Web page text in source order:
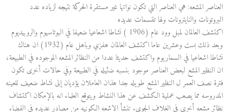
العناصر المشعه: هي العناصر التي تكون نواتها غير مستقرة الحركة نتيجه لزياده عدد
البروتونات والنايترونات ولها تقسمات عديده
اكتشف العالمان لمبل وود عام (1906 ) نشاطا اشعاعيا ضعيفا في البوتاسيوم والروبيديوم
وبعد ذلك بست وعشرين عاما اكتشف العالمان هفزي وباهل عام (1932) ان هناك
نشاطا اشعاعيا في السماريوم واكتشف حديثا عددا من النظائر المشعه الموجوده في الطبيعة،
ان النظير المشع لبعض العناصر موجود بنسبه ضئيله في الطبيعة وفي حالات أخرى تكون
فترة نصف العمر ل النظير المشع طويله جدا هذان العاملان يؤديان إلى نشاط ضعيف للعينه
المدروسه مما يصعب عملية الكشف عن هذا النشاط ويتوقع العلماء انه بالإمكان اكتشاف
نظائر مشعه أخرى في الغلاف الجوي. تنشأ الاشعه الكونيه من مصادر عديده في الفضاء